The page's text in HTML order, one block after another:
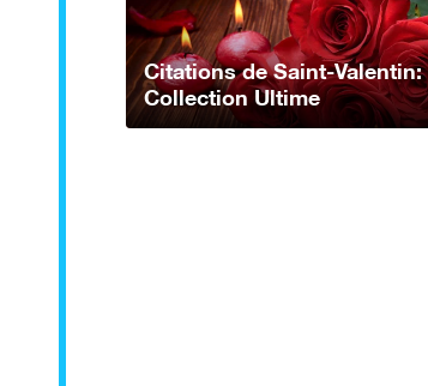
Citations de Saint-Valentin:
Collection Ultime